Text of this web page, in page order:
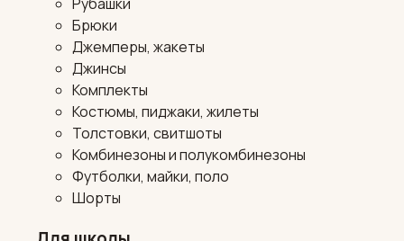
Брюки
Джемперы, жакеты
Джинсы
Комплекты
Костюмы, пиджаки, жилеты
Толстовки, свитшоты
Комбинезоны и полукомбинезоны
Футболки, майки, поло
Шорты